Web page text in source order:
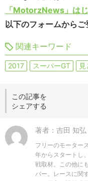
「MotorzNews」はじ
以下のフォームからご
関連キーワード
2017 スーパーGT
この記事を
シェアする
著者：吉田 知弘
フリーのモーター
年からスタートし
戦取材。この他に
バー。レースに関